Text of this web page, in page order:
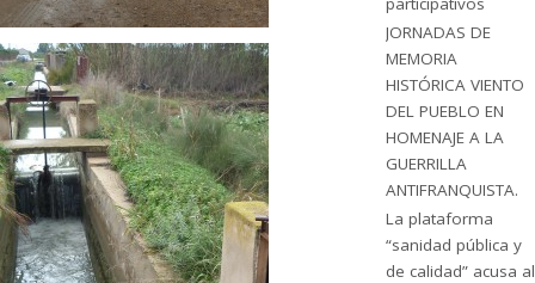
JORNADAS DE
MEMORIA
HISTÓRICA VIENTO
DEL PUEBLO EN
HOMENAJE A LA
GUERRILLA
ANTIFRANQUISTA.
La plataforma
“sanidad pública y
de calidad” acusa al